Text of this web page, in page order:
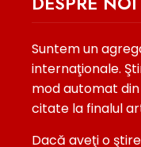
Suntem un
internaţionale.
mod automat
citate la finalul
Dacă aveţi o